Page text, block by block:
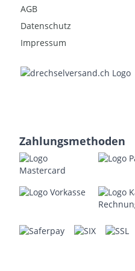
AGB
Datenschutz
Impressum
Zahlungsmethoden